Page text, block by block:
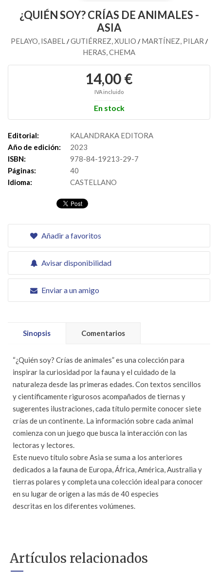
¿QUIÉN SOY? CRÍAS DE ANIMALES -
ASIA
PELAYO, ISABEL/GUTIÉRREZ, XULIO /MARTÍNEZ, PILAR /
HERAS, CHEMA
14,00 €
IVA incluido
En stock
Editorial:
KALANDRAKA EDITORA
Año de edición:
2023
ISBN:
978-84-19213-29-7
Páginas:
40
Idioma:
CASTELLANO
Añadir a favoritos
Avisar disponibilidad
Enviar a un amigo
Sinopsis Comentarios
“¿Quién soy? Crías de animales” es una colección para
inspirar la curiosidad por la fauna y el cuidado de la
naturaleza desde las primeras edades. Con textos sencillos
y científicamente rigurosos acompañados de tiernas y
sugerentes ilustraciones, cada título permite conocer siete
crías de un continente. La información sobre cada animal
comienza con un juego que busca la interacción con las
lectoras y lectores.
Este nuevo título sobre Asia se suma a los anteriores
dedicados a la fauna de Europa, África, América, Australia y
tierras polares y completa una colección ideal para conocer
en su lugar de origen a las más de 40 especies
descritas en los diferentes volúmenes.
Artículos relacionados